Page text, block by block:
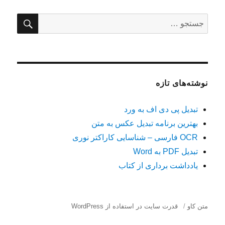
به
متن
برای:
نوشته‌های تازه
تبدیل پی دی اف به ورد
بهترین برنامه تبدیل عکس به متن
OCR فارسی – شناسایی کاراکتر نوری
تبدیل PDF به Word
یادداشت برداری از کتاب
متن کاو قدرت سایت در استفاده از WordPress